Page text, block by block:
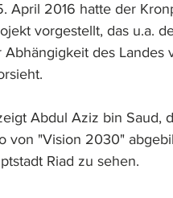
April 2016 hatte der
vorgestellt, das u.a.
des Landes
Abdul Aziz bin Saud,
von "Vision 2030"
Riad zu sehen.